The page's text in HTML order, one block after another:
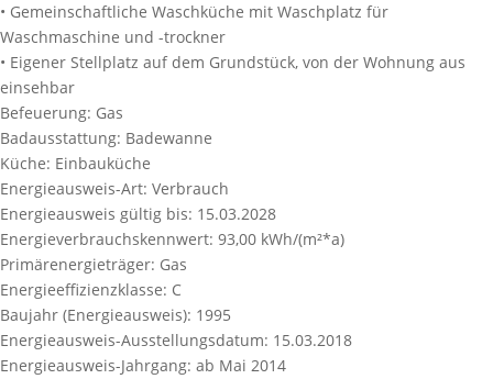
• Gemeinschaftliche Waschküche mit Waschplatz für
Waschmaschine und -trockner
• Eigener Stellplatz auf dem Grundstück, von der Wohnung aus
einsehbar
Befeuerung: Gas
Badausstattung: Badewanne
Küche: Einbauküche
Energieausweis-Art: Verbrauch
Energieausweis gültig bis: 15.03.2028
Energieverbrauchskennwert: 93,00 kWh/(m²*a)
Primärenergieträger: Gas
Energieeffizienzklasse: C
Baujahr (Energieausweis): 1995
Energieausweis-Ausstellungsdatum: 15.03.2018
Energieausweis-Jahrgang: ab Mai 2014